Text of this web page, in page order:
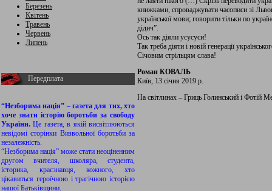
Березень
Квітень
Травень
Червень
Липень
Передплата
“Незборима нація” – газета для тих, хто
хоче знати історію боротьби за свободу
України.Це газета, в якій висвітлюються
невідомі сторінки Визвольної боротьби за
незалежність.
“Незборима нація” може стати неоціненним
другом вчителя, школяра, студента,
історика, краєзнавця, кожного, хто
цікавиться героїчною і трагічною історією
нашої Батьківщини.
книжками, спроваджувати часописи зі
української мови; говорити тільки по
дідич”.
Ось так діяли усусуси!
Так треба діяти і новій генерації
Січовим стрільцям слава!
Роман КОВАЛЬ
Київ, 13 січня 2019 р.
На світлинах – Гриць Голинський і Фотій